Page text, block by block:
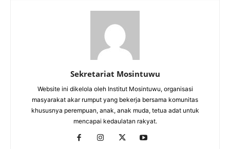
Sekretariat Mosintuwu
Website ini dikelola oleh Institut Mosintuwu, organisasi
masyarakat akar rumput yang bekerja bersama komunitas
khususnya perempuan, anak, anak muda, tetua adat untuk
mencapai kedaulatan rakyat.